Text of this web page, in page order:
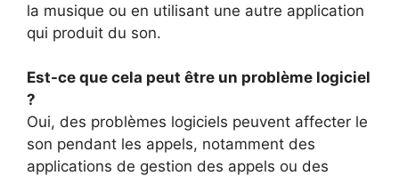
la musique ou en utilisant une autre application
qui produit du son.
Est-ce que cela peut être un problème logiciel
?
Oui, des problèmes logiciels peuvent affecter le
son pendant les appels, notamment des
applications de gestion des appels ou des